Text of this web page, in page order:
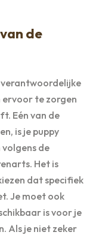
de
verantwoordelijke
ervoor te zorgen
Eén van de
is je puppy
de
Het is
dat specifiek
Je moet ook
is voor je
Als je niet zeker